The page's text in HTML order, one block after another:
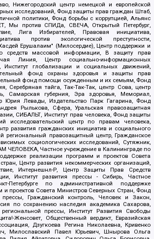
Нижегородский центр немецкой и европейской
исследований, Фонд защиты прав граждан Штаб,
политики, Фонд борьбы с коррупцией, Альянс
Мы против СПИДа, СВЕЧА, Открытый Петербург,
Лига Избирателей, Правовая инициатива,
против экологической преступности,
Ерушалаим" (Милосердие), Центр поддержки и
средств массовой информации, В защиту прав
Линия, Центр социально-информационных
Институт глобализации и социальных движений,
фонд охраны здоровья и защиты прав
фонд помощи осужденным и их семьям, Фонд
Серебряная тайга, Так-Так-Так, центр Сова, центр
Самарская губерния, Эра здоровья, Мемориал,
Юрия Левады, Издательство Парк Гагарина, Фонд
Рылькова, Сфера, Уральская правозащитная
СИБАЛЬТ, Институт прав человека, Фонд защиты
исследовательский центр по правам человека,
развития гражданских инициатив и социального
региональный правозащитный центр, Гражданское
социологических исследований, Сутяжник,
Частное учреждение в Калининграде по
реализации программ и проектов Совета
Центр развития некоммерческих организаций,
Интернешнл-Р, Центр Защиты Прав Средств
Институт развития прессы - Сибирь, Частное
Петербурге по административной поддержке
и проектов Совета Министров Северных Стран, Фонд
Гражданский контроль, Человек и Закон,
по сохранению наследия академика Сахарова,
прессы, Институт Развития Свободы
Женсовет, Общественный вердикт, Евразийская
Дзугкоева Регина Николаевна, Кривенко
Милославский Павел Юрьевич, Шнырова Ольга